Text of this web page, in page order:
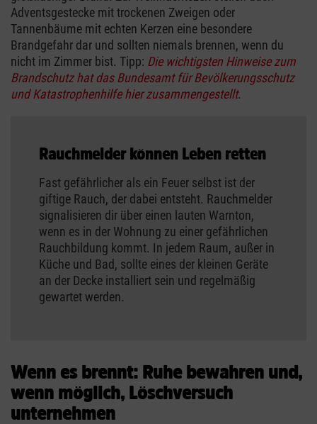
Adventsgestecke mit trockenen Zweigen oder
Tannenbäume mit echten Kerzen eine besondere
Brandgefahr dar und sollten niemals brennen, wenn du
nicht im Zimmer bist. Tipp: Die wichtigsten Hinweise zum
Brandschutz hat das Bundesamt für Bevölkerungsschutz
und Katastrophenhilfe hier zusammengestellt.
Rauchmelder können Leben retten
Fast gefährlicher als ein Feuer selbst ist der
giftige Rauch, der dabei entsteht. Rauchmelder
signalisieren dir über einen lauten Warnton,
wenn es in der Wohnung zu einer gefährlichen
Rauchbildung kommt. In jedem Raum, außer in
Küche und Bad, sollte eines der kleinen Geräte
an der Decke installiert sein und regelmäßig
gewartet werden.
Wenn es brennt: Ruhe bewahren und,
wenn möglich, Löschversuch
unternehmen